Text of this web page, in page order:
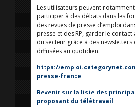
Les utilisateurs peuvent
participer à des débats dans les
des revues de presse d’emploi
presse et des RP, garder le contact
du secteur grâce à des newsletters
diffusées au quotidien.
https://
presse-france
Revenir sur la liste des
proposant du télétravail